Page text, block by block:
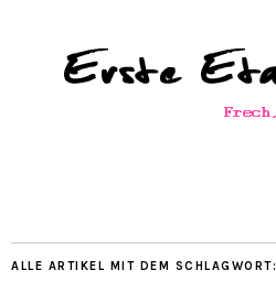
ALLE ARTIKEL MIT DEM SCHLAGWORT: